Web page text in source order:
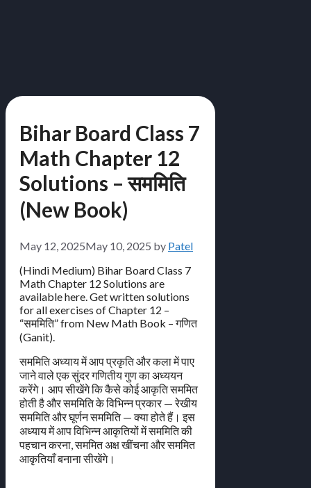
Bihar Board Class 7
Math Chapter 12
Solutions – सममिति
(New Book)
May 12, 2025May 10, 2025 by Patel
(Hindi Medium) Bihar Board Class 7
Math Chapter 12 Solutions are
available here. Get written solutions
for all exercises of Chapter 12 –
“सममिति” from New Math Book – गणित
(Ganit).
सममिति अध्याय में आप प्रकृति और कला में पाए
जाने वाले एक सुंदर गणितीय गुण का अध्ययन
करेंगे। आप सीखेंगे कि कैसे कोई आकृति सममित
होती है और सममिति के विभिन्न प्रकार — रेखीय
सममिति और घूर्णन सममिति — क्या होते हैं। इस
अध्याय में आप विभिन्न आकृतियों में सममिति की
पहचान करना, सममित अक्ष खींचना और सममित
आकृतियाँ बनाना सीखेंगे।